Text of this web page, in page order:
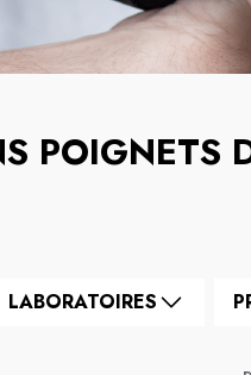
POIGNETS
LABORATOIRES